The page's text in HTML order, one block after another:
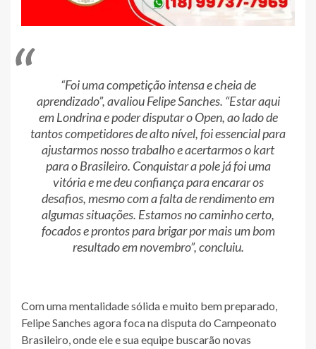
“Foi uma competição intensa e cheia de
aprendizado”, avaliou Felipe Sanches. “Estar aqui
em Londrina e poder disputar o Open, ao lado de
tantos competidores de alto nível, foi essencial para
ajustarmos nosso trabalho e acertarmos o kart
para o Brasileiro. Conquistar a pole já foi uma
vitória e me deu confiança para encarar os
desafios, mesmo com a falta de rendimento em
algumas situações. Estamos no caminho certo,
focados e prontos para brigar por mais um bom
resultado em novembro”, concluiu.
Com uma mentalidade sólida e muito bem preparado,
Felipe Sanches agora foca na disputa do Campeonato
Brasileiro, onde ele e sua equipe buscarão novas